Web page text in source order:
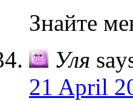
Знайте
Уля
21 April